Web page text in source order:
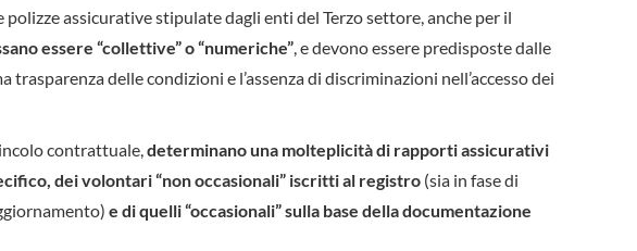
assicurative stipulate dagli enti del Terzo settore, anche per il
essere “collettive” o “numeriche”, e devono essere predisposte dalle
delle condizioni e l’assenza di discriminazioni nell’accesso dei
contrattuale,determinano una molteplicità di rapporti assicurativi
dei volontari “non occasionali” iscritti al registro (sia in fase di
e di quelli “occasionali” sulla base della documentazione